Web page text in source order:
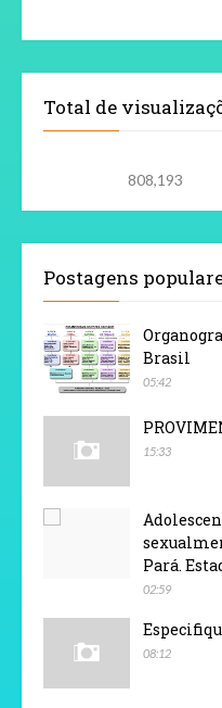
Total de
808,193
Postagens
Brasil
05:42
15:33
Pará.
02:59
08:12